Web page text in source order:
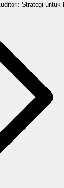
Strategi untuk